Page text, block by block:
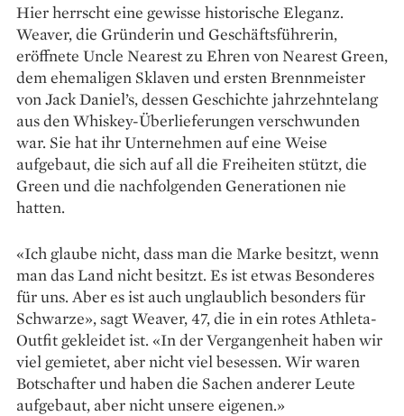
Hier herrscht eine gewisse historische ­Eleganz.
Weaver, die Gründerin und Geschäftsführerin,
eröffnete Uncle Nearest zu Ehren von Nearest Green,
dem ehemaligen Sklaven und ­ersten Brennmeister
von Jack Daniel’s, dessen Geschichte jahrzehntelang
aus den Whiskey-Überlieferungen verschwunden
war. Sie hat ihr Unternehmen auf eine Weise
aufgebaut, die sich auf all die Freiheiten stützt, die
Green und die nachfolgenden Generationen nie
hatten.
«Ich glaube nicht, dass man die Marke ­besitzt, wenn
man das Land nicht besitzt. Es ist etwas Besonderes
für uns. Aber es ist auch unglaublich besonders für
Schwarze», sagt Weaver, 47, die in ein rotes Athleta-
Outfit gekleidet ist. «In der Vergangenheit haben wir
viel gemietet, aber nicht viel besessen. Wir waren
Botschafter und haben die Sachen anderer Leute
aufgebaut, aber nicht unsere eigenen.»